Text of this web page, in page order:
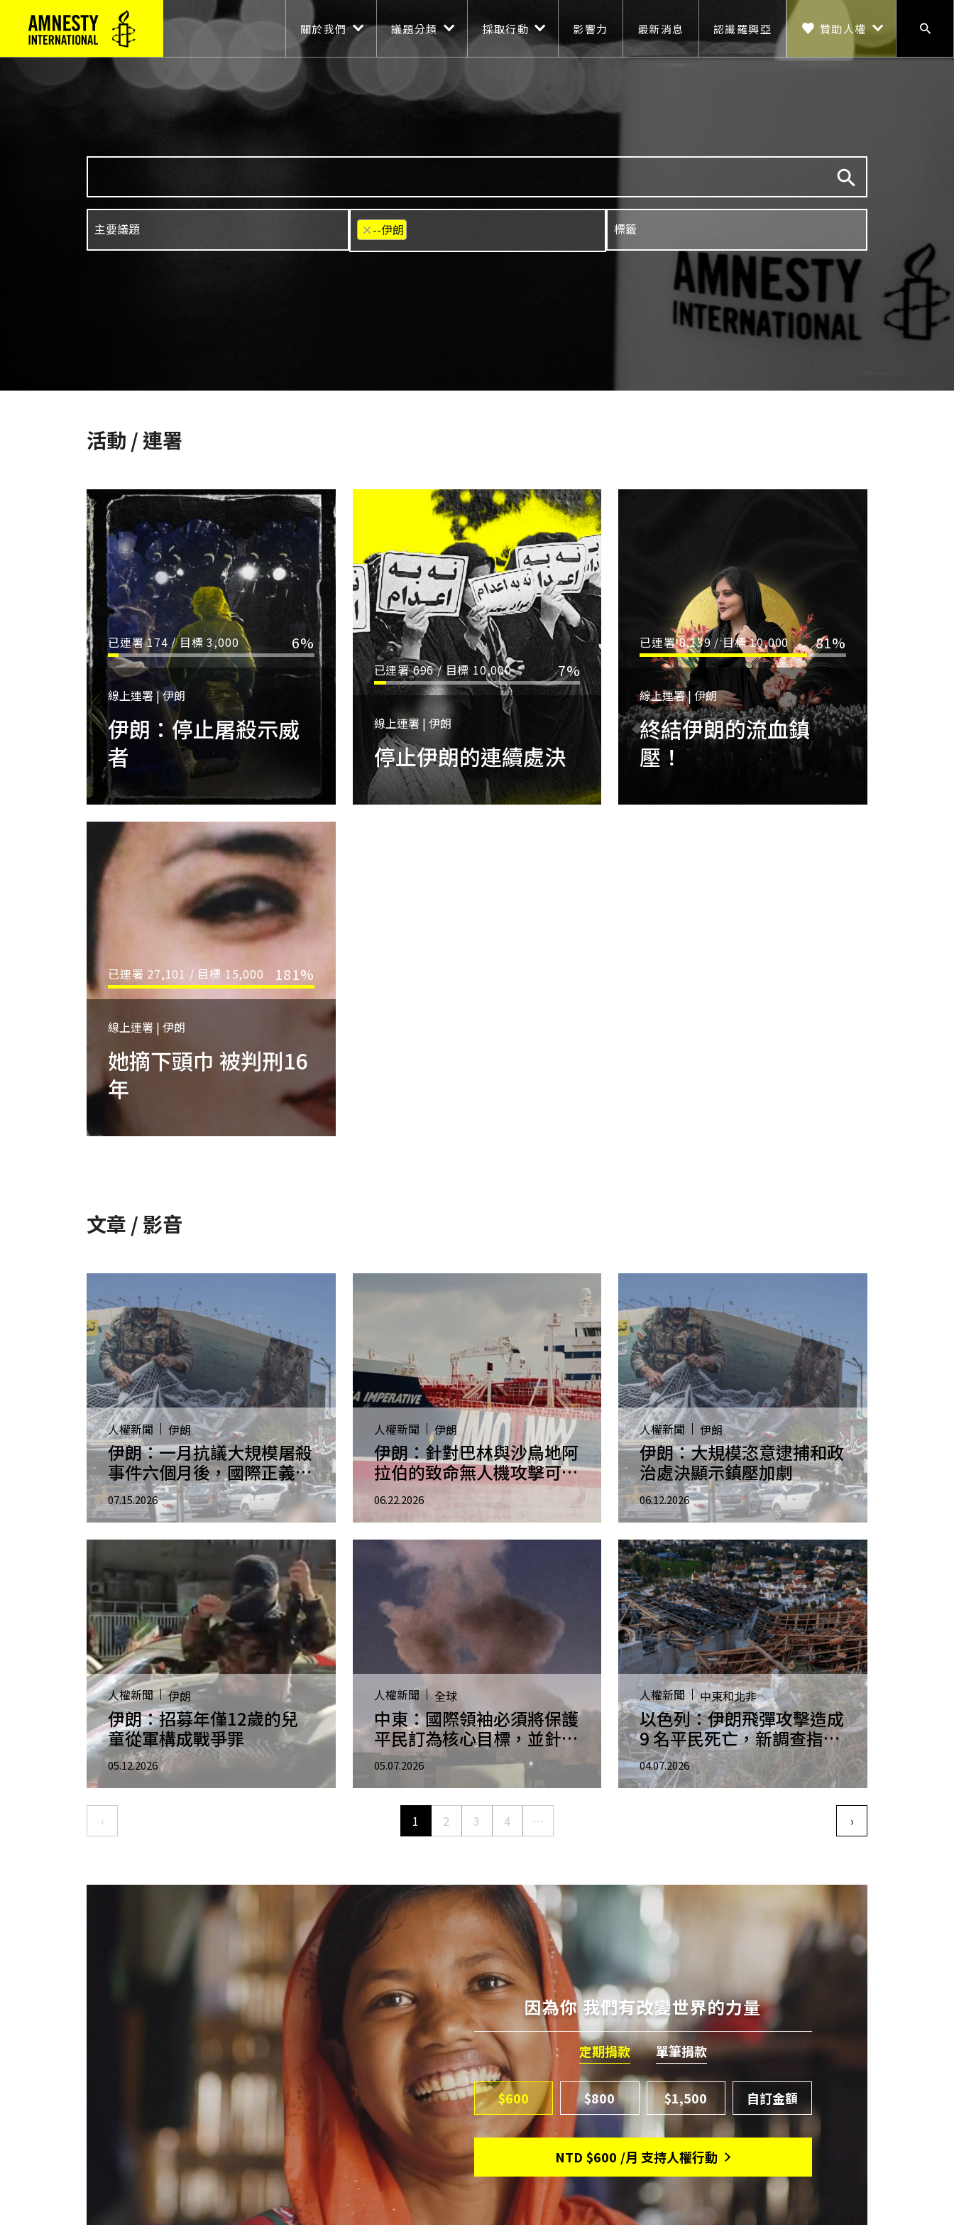
Main navigation
關於我們 議題分類 採取行動 影響力 最新消息 認識羅興亞
贊助人權
贊助人權
搜尋
×--伊朗
活動 / 連署
已連署174 / 目標3,000 6%
線上連署 | 伊朗
伊朗：停止屠殺示威
者
已連署696/ 目標 10,000 7%
線上連署 | 伊朗
停止伊朗的連續處決
已連署8,139/ 目標10,000 81%
線上連署 | 伊朗
終結伊朗的流血鎮
壓！
已連署 27,101 / 目標15,000 181%
線上連署 | 伊朗
她摘下頭巾 被判刑16
年
文章 / 影音
人權新聞 伊朗
伊朗：一月抗議大規模屠殺
事件六個月後，國際正義遲
未實現恐助長更多暴行罪
07.15.2026
人權新聞 伊朗
伊朗：針對巴林與沙烏地阿
拉伯的致命無人機攻擊可能
構成戰爭罪－最新調查
06.22.2026
人權新聞 伊朗
伊朗：大規模恣意逮捕和政
治處決顯示鎮壓加劇
06.12.2026
人權新聞 伊朗
伊朗：招募年僅12歲的兒
童從軍構成戰爭罪
05.12.2026
人權新聞 全球
中東：國際領袖必須將保護
平民訂為核心目標，並針對
長期永久停火達成共識
05.07.2026
人權新聞 中東和北非
以色列：伊朗飛彈攻擊造成
9 名平民死亡，新調查指出
應以戰爭罪展開調查
04.07.2026
Pagination
‹Previous page 1 2 3 4 … ›下一頁
因為你 我們有改變世界的力量
定期捐款 單筆捐款
$600 $800 $1,500
NTD $600 /月 支持人權行動